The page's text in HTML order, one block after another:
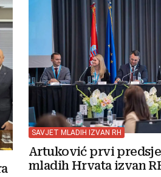
SAVJET MLADIH IZVAN RH
Artuković prvi
mladih Hrvata izvan